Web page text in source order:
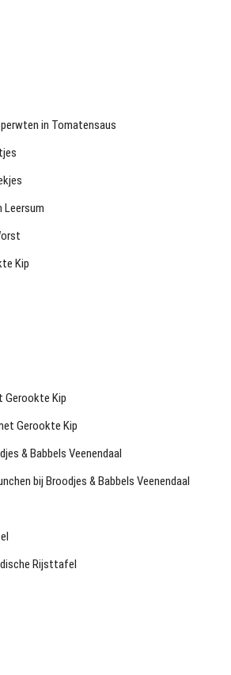
in Tomatensaus
Leersum
Kip
Gerookte Kip
Gerookte Kip
& Babbels Veenendaal
bij Broodjes & Babbels Veenendaal
Rijsttafel